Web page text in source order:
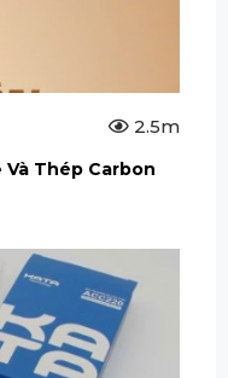
2.5m
Và Thép Carbon